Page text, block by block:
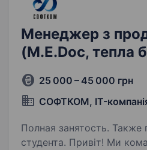
Менеджер з
(M.E.Doc, тепла
25 000 – 45 000 грн
СОФТКОМ, IT-
Полная занятость. Также
студента. Привіт! Ми команда СОФТКОМ і